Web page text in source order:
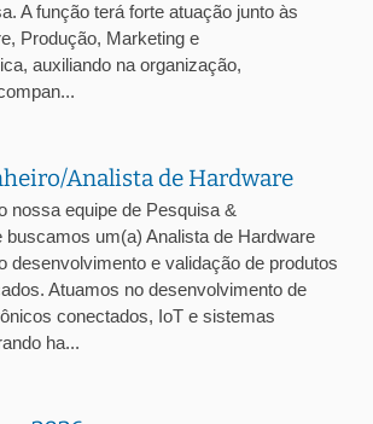
A função terá forte atuação junto às
Produção, Marketing e
auxiliando na organização,
Analista de Hardware
nossa equipe de Pesquisa &
buscamos um(a) Analista de Hardware
desenvolvimento e validação de produtos
Atuamos no desenvolvimento de
conectados, IoT e sistemas
ha...